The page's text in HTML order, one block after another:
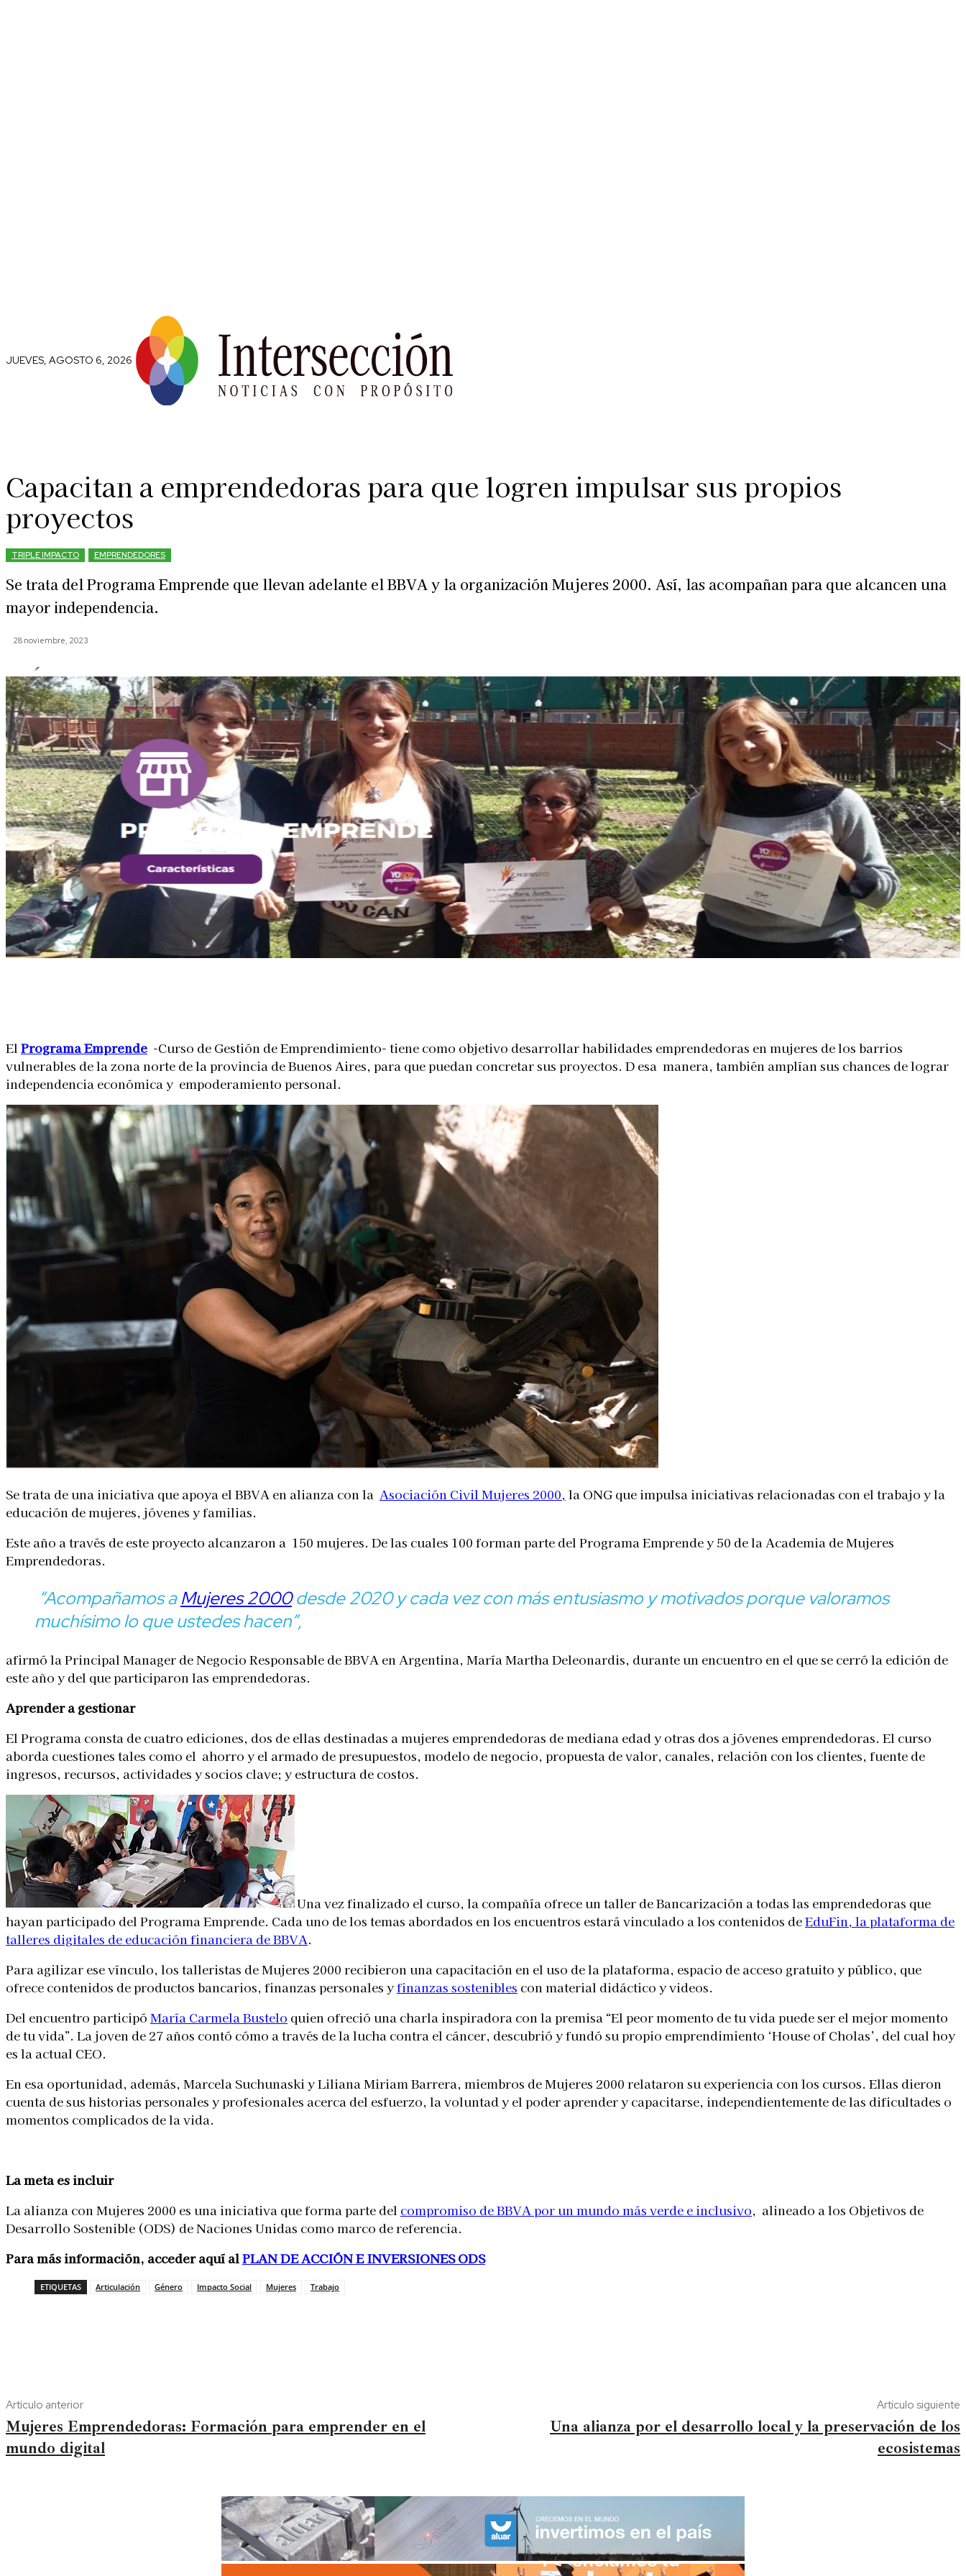
JUEVES, AGOSTO 6, 2026
Capacitan a emprendedoras para que logren impulsar sus propios
proyectos
TRIPLE IMPACTO EMPRENDEDORES
Se trata del Programa Emprende que llevan adelante el BBVA y la organización Mujeres 2000. Así, las acompañan para que alcancen una
mayor independencia.
28 noviembre, 2023
El Programa Emprende -Curso de Gestión de Emprendimiento- tiene como objetivo desarrollar habilidades emprendedoras en mujeres de los barrios
vulnerables de la zona norte de la provincia de Buenos Aires, para que puedan concretar sus proyectos. D esa manera, también amplían sus chances de lograr
independencia económica y empoderamiento personal.
Se trata de una iniciativa que apoya el BBVA en alianza con la Asociación Civil Mujeres 2000, la ONG que impulsa iniciativas relacionadas con el trabajo y la
educación de mujeres, jóvenes y familias.
Este año a través de este proyecto alcanzaron a 150 mujeres. De las cuales 100 forman parte del Programa Emprende y 50 de la Academia de Mujeres
Emprendedoras.
“Acompañamos aMujeres 2000desde 2020 y cada vez con más entusiasmo y motivados porque valoramos
muchísimo lo que ustedes hacen”,
afirmó la Principal Manager de Negocio Responsable de BBVA en Argentina, María Martha Deleonardis, durante un encuentro en el que se cerró la edición de
este año y del que participaron las emprendedoras.
Aprender a gestionar
El Programa consta de cuatro ediciones, dos de ellas destinadas a mujeres emprendedoras de mediana edad y otras dos a jóvenes emprendedoras. El curso
aborda cuestiones tales como el ahorro y el armado de presupuestos, modelo de negocio, propuesta de valor, canales, relación con los clientes, fuente de
ingresos, recursos, actividades y socios clave; y estructura de costos.
Una vez finalizado el curso, la compañía ofrece un taller de Bancarización a todas las emprendedoras que
hayan participado del Programa Emprende. Cada uno de los temas abordados en los encuentros estará vinculado a los contenidos deEduFin, la plataforma de
talleres digitales de educación financiera de BBVA.
Para agilizar ese vínculo, los talleristas de Mujeres 2000 recibieron una capacitación en el uso de la plataforma, espacio de acceso gratuito y público, que
ofrece contenidos de productos bancarios, finanzas personales yfinanzas sostenibles con material didáctico y videos.
Del encuentro participó María Carmela Bustelo quien ofreció una charla inspiradora con la premisa “El peor momento de tu vida puede ser el mejor momento
de tu vida”. La joven de 27 años contó cómo a través de la lucha contra el cáncer, descubrió y fundó su propio emprendimiento ‘House of Cholas’, del cual hoy
es la actual CEO.
En esa oportunidad, además, Marcela Suchunaski y Liliana Miriam Barrera, miembros de Mujeres 2000 relataron su experiencia con los cursos. Ellas dieron
cuenta de sus historias personales y profesionales acerca del esfuerzo, la voluntad y el poder aprender y capacitarse, independientemente de las dificultades o
momentos complicados de la vida.
La meta es incluir
La alianza con Mujeres 2000 es una iniciativa que forma parte del compromiso de BBVA por un mundo más verde e inclusivo, alineado a los Objetivos de
Desarrollo Sostenible (ODS) de Naciones Unidas como marco de referencia.
Para más información, acceder aquí alPLAN DE ACCIÓN E INVERSIONES ODS
ETIQUETAS Articulación Género Impacto Social Mujeres Trabajo
Artículo anterior
Mujeres Emprendedoras: Formación para emprender en el
mundo digital
Artículo siguiente
Una alianza por el desarrollo local y la preservación de los
ecosistemas